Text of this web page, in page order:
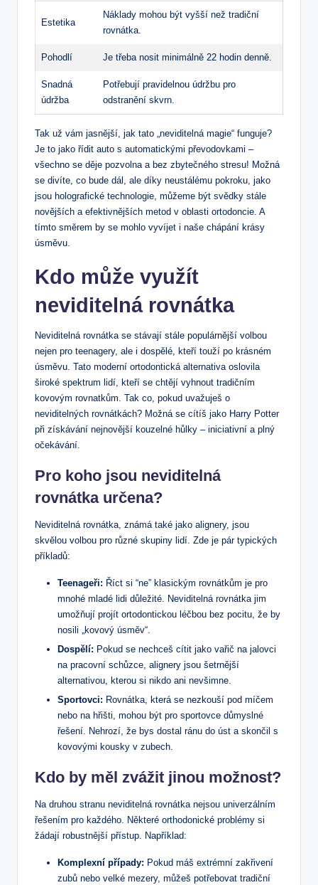
Estetika
Náklady mohou být vyšší než tradiční
rovnátka.
Pohodlí Je třeba nosit minimálně 22 hodin denně.
Snadná
údržba
Potřebují pravidelnou údržbu pro
odstranění skvrn.
Tak už vám jasnější, jak tato „neviditelná magie“ funguje?
Je to jako řídit auto s automatickými převodovkami –
všechno se děje pozvolna a bez zbytečného stresu! Možná
se divíte, co bude dál, ale díky neustálému pokroku, jako
jsou holografické technologie, můžeme být svědky stále
novějších a efektivnějších metod v oblasti ortodoncie. A
tímto směrem by se mohlo vyvíjet i naše chápání krásy
úsměvu.
Kdo může využít
neviditelná rovnátka
Neviditelná rovnátka se stávají stále populárnější volbou
nejen pro teenagery, ale i dospělé, kteří touží po krásném
úsměvu. Tato moderní ortodontická alternativa oslovila
široké spektrum lidí, kteří se chtějí vyhnout tradičním
kovovým rovnatkům. Tak co, pokud uvažuješ o
neviditelných rovnátkách? Možná se cítíš jako Harry Potter
při získávání nejnovější kouzelné hůlky – iniciativní a plný
očekávání.
Pro koho jsou neviditelná
rovnátka určena?
Neviditelná rovnátka, známá také jako alignery, jsou
skvělou volbou pro různé skupiny lidí. Zde je pár typických
příkladů:
Teenageři: Říct si “ne” klasickým rovnátkům je pro
mnohé mladé lidi důležité. Neviditelná rovnátka jim
umožňují projít ortodontickou léčbou bez pocitu, že by
nosili „kovový úsměv“.
Dospělí: Pokud se nechceš cítit jako vařič na jalovci
na pracovní schůzce, alignery jsou šetrnější
alternativou, kterou si nikdo ani nevšimne.
Sportovci: Rovnátka, která se nezkouší pod míčem
nebo na hřišti, mohou být pro sportovce důmyslné
řešení. Nehrozí, že bys dostal ránu do úst a skončil s
kovovými kousky v zubech.
Kdo by měl zvážit jinou možnost?
Na druhou stranu neviditelná rovnátka nejsou univerzálním
řešením pro každého. Některé orthodonické problémy si
žádají robustnější přístup. Například:
Komplexní případy: Pokud máš extrémní zakřivení
zubů nebo velké mezery, můžeš potřebovat tradiční